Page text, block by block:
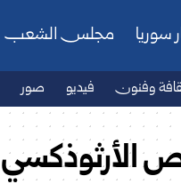
سوريا مجلس الشعب
وفنون فيديو صور
الأرثوذكسي